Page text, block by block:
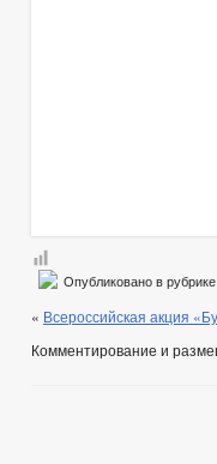
Опубликовано в рубрике
« Всероссийская акция
Комментирование и